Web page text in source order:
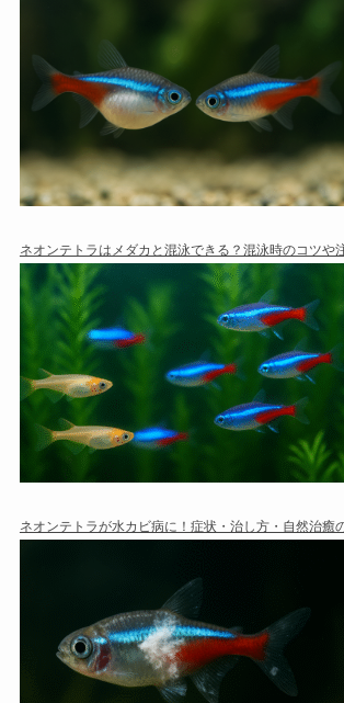
ネオンテトラはメダカと混泳できる？混泳時のコツや
ネオンテトラが水カビ病に！症状・治し方・自然治癒